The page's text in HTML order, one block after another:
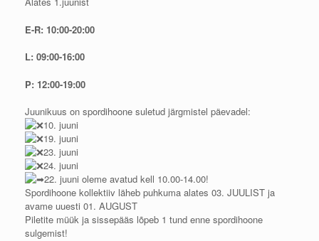
E-R: 10:00-20:00
L: 09:00-16:00
P: 12:00-19:00
Juunikuus on spordihoone suletud järgmistel päevadel:
10. juuni
19. juuni
23. juuni
24. juuni
22. juuni oleme avatud kell 10.00-14.00!
Spordihoone kollektiiv läheb puhkuma alates 03. JUULIST ja
avame uuesti 01. AUGUST
Piletite müük ja sissepääs lõpeb 1 tund enne spordihoone
sulgemist!